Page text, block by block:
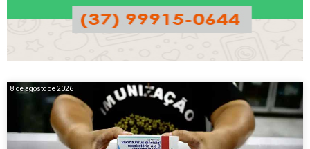
8 de agosto de 2026